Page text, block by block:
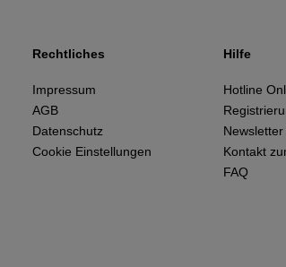
Rechtliches
Impressum
AGB
Datenschutz
Cookie Einstellungen
Hilfe
Hotline
Newsletter
Kontakt
FAQ